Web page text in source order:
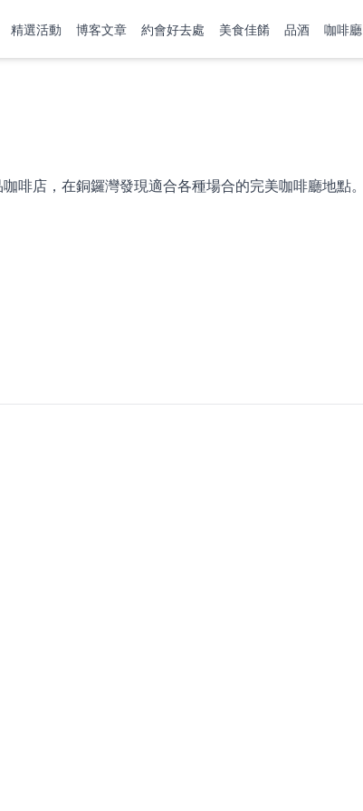
精選活動 博客文章 約會好去處 美食佳餚 品酒 咖啡廳
啡店，在銅鑼灣發現適合各種場合的完美咖啡廳地點。